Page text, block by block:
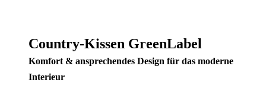
Country-Kissen GreenLabel
Komfort & ansprechendes Design für das moderne
Interieur